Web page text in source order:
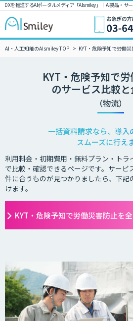
DXを推進するAIポータルメディア「AIsmiley」｜ AI製品・サ
AI・人工知能のAIsmiley TOP KYT・危険予知で労働
KYT・危険予知で
のサービス比較
（物流）
一括資料請求なら、導入
スムーズに行え
利用料金・初期費用・無料プラン・ト
で比較・確認できるページです。サービ
件に合うものが見つかりましたら、下記
けます。
KYT・危険予知で労働災害防止を